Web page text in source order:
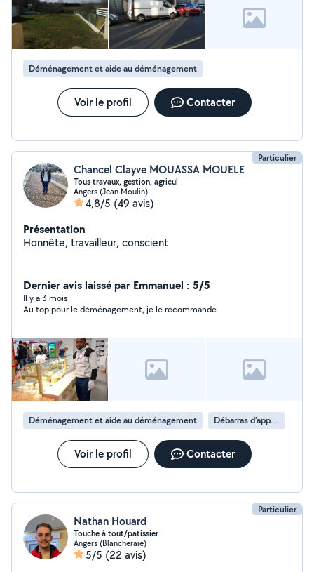
Déménagement et aide au déménagement
Voir le profil Contacter
Particulier
Chancel Clayve MOUASSA MOUELE
Tous travaux, gestion, agricul
Angers (Jean Moulin)
4,8/5 (49 avis)
Présentation
Honnête, travailleur, conscient
Dernier avis laissé par Emmanuel : 5/5
Il y a 3 mois
Au top pour le déménagement, je le recommande
Déménagement et aide au déménagement Débarras d'appartement
Voir le profil Contacter
Particulier
Nathan Houard
Touche à tout/patissier
Angers (Blancheraie)
5/5 (22 avis)